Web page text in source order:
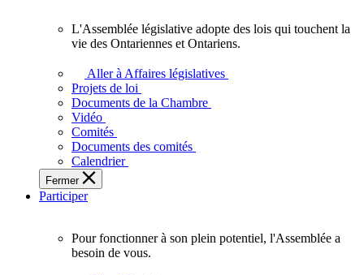
l'Ontario.
L'Assemblée
adopte
touchent
des
Ontariennes
et
L'Assemblée législative adopte des lois qui touchent la
vie des Ontariennes et Ontariens.
Aller à Affaires législatives
Projets de loi
Documents de la Chambre
Vidéo
Comités
Documents des comités
Calendrier
Fermer
Participer
Pour fonctionner à son plein potentiel, l'Assemblée a
besoin de vous.